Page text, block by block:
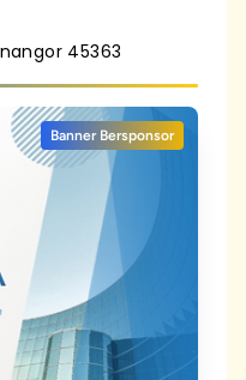
45363
Banner Bersponsor